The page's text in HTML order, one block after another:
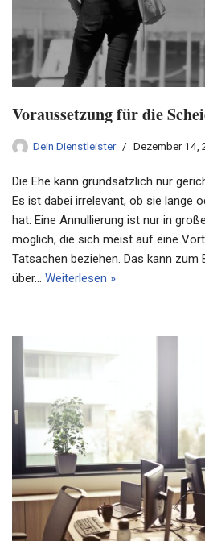
Voraussetzung für die
Dein Dienstleister Dezember 14,
Die Ehe kann grundsätzlich nur
Es ist dabei irrelevant, ob sie lange
hat. Eine Annullierung ist nur in
möglich, die sich meist auf eine
Tatsachen beziehen. Das kann zum
über… Weiterlesen »